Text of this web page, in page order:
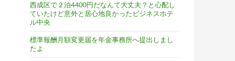
西成区で２泊4400円だなんて大丈夫？と心配し
ていたけど意外と居心地良かったビジネスホテ
ル中央
標準報酬月額変更届を年金事務所へ提出しまし
たよ